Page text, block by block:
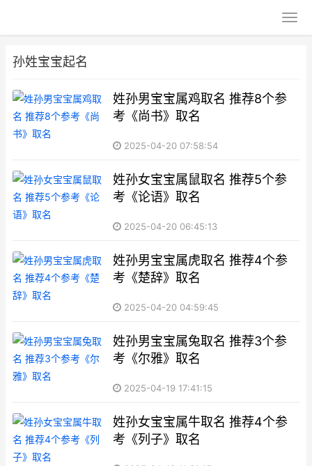
孙姓宝宝起名
姓孙男宝宝属鸡取名 推荐8个参
考《尚书》取名
2025-04-20 07:58:54
姓孙女宝宝属鼠取名 推荐5个参
考《论语》取名
2025-04-20 06:45:13
姓孙男宝宝属虎取名 推荐4个参
考《楚辞》取名
2025-04-20 04:59:45
姓孙男宝宝属兔取名 推荐3个参
考《尔雅》取名
2025-04-19 17:41:15
姓孙女宝宝属牛取名 推荐4个参
考《列子》取名